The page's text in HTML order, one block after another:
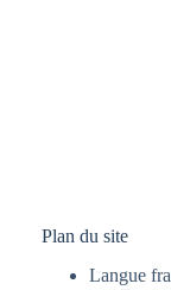
Plan du site
Langue